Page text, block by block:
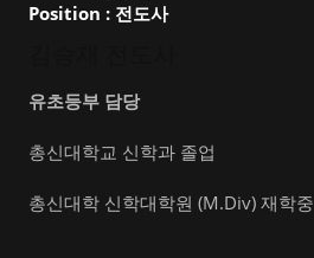
Position : 전도사
유초등부 담당
총신대학교 신학과 졸업
총신대학 신학대학원 (M.Div) 재학중